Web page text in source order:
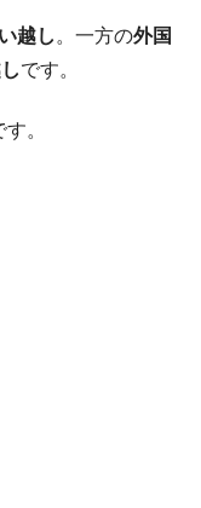
補助金を全廃 ⇒ 実
で対前年同期比
18.4GW規模のAIデ
ば。
ッジETFの清算は
越し 。一方の外国
です。
。